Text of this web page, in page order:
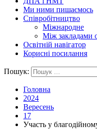
Ми ними пишаємось
Співробітництво
Міжнародне
Між закладами
Освітній навігатор
Корисні посилання
Пошук:
Головна
2024
Вересень
17
Участь у